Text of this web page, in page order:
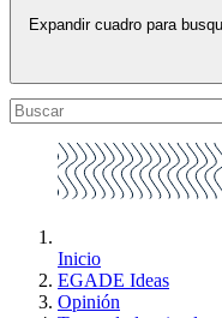
Expandir cuadro para
Inicio
EGADE Ideas
Opinión